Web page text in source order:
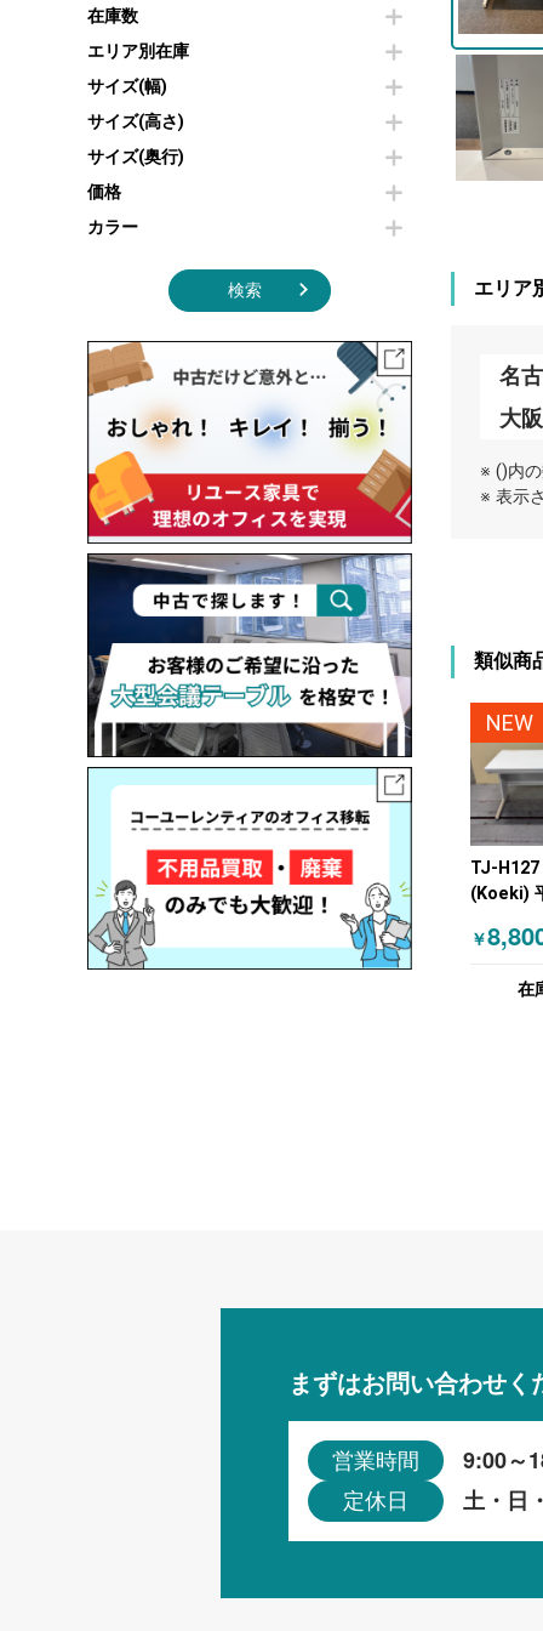
傘立て
食器棚・キッチンキャビネット
オフィスアクセサリーその他
センターテーブル・サイドテーブル
カフェテーブル
ソファ
シェルフ
ダストボックス（ゴミ箱）
インテリア家具その他
空気清浄機・加湿器
電子レンジ
液晶テレビ・モニター類
エアコン
照明機器
季節家電
その他キッチン家電・オフィス家電
在庫数
エリア別在庫
サイズ(幅)
サイズ(高さ)
サイズ(奥行)
価格
カラー
検索 エリア
名
大
※ ()内
※ 表示
類似商
NEW
TJ-H127
(Koeki)
￥
在
まずはお問い合わせく
営業時間 9:00～
定休日 土・日